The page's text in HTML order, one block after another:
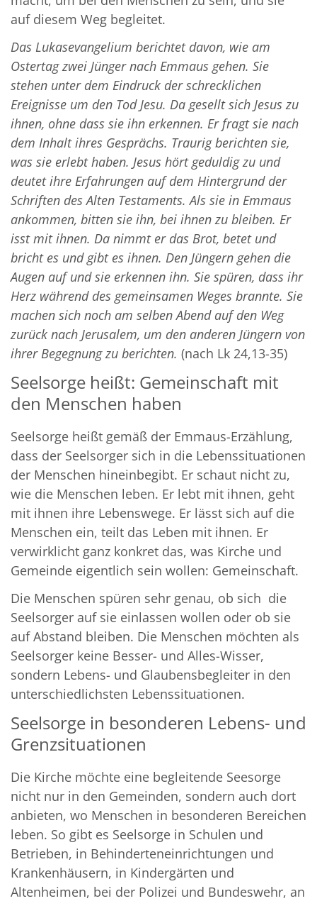
auf diesem Weg begleitet.
Das Lukasevangelium berichtet davon, wie am
Ostertag zwei Jünger nach Emmaus gehen. Sie
stehen unter dem Eindruck der schrecklichen
Ereignisse um den Tod Jesu. Da gesellt sich Jesus zu
ihnen, ohne dass sie ihn erkennen. Er fragt sie nach
dem Inhalt ihres Gesprächs. Traurig berichten sie,
was sie erlebt haben. Jesus hört geduldig zu und
deutet ihre Erfahrungen auf dem Hintergrund der
Schriften des Alten Testaments. Als sie in Emmaus
ankommen, bitten sie ihn, bei ihnen zu bleiben. Er
isst mit ihnen. Da nimmt er das Brot, betet und
bricht es und gibt es ihnen. Den Jüngern gehen die
Augen auf und sie erkennen ihn. Sie spüren, dass ihr
Herz während des gemeinsamen Weges brannte. Sie
machen sich noch am selben Abend auf den Weg
zurück nach Jerusalem, um den anderen Jüngern von
ihrer Begegnung zu berichten. (nach Lk 24,13-35)
Seelsorge heißt: Gemeinschaft mit
den Menschen haben
Seelsorge heißt gemäß der Emmaus-Erzählung,
dass der Seelsorger sich in die Lebenssituationen
der Menschen hineinbegibt. Er schaut nicht zu,
wie die Menschen leben. Er lebt mit ihnen, geht
mit ihnen ihre Lebenswege. Er lässt sich auf die
Menschen ein, teilt das Leben mit ihnen. Er
verwirklicht ganz konkret das, was Kirche und
Gemeinde eigentlich sein wollen: Gemeinschaft.
Die Menschen spüren sehr genau, ob sich die
Seelsorger auf sie einlassen wollen oder ob sie
auf Abstand bleiben. Die Menschen möchten als
Seelsorger keine Besser- und Alles-Wisser,
sondern Lebens- und Glaubensbegleiter in den
unterschiedlichsten Lebenssituationen.
Seelsorge in besonderen Lebens- und
Grenzsituationen
Die Kirche möchte eine begleitende Seesorge
nicht nur in den Gemeinden, sondern auch dort
anbieten, wo Menschen in besonderen Bereichen
leben. So gibt es Seelsorge in Schulen und
Betrieben, in Behinderteneinrichtungen und
Krankenhäusern, in Kindergärten und
Altenheimen, bei der Polizei und Bundeswehr, an